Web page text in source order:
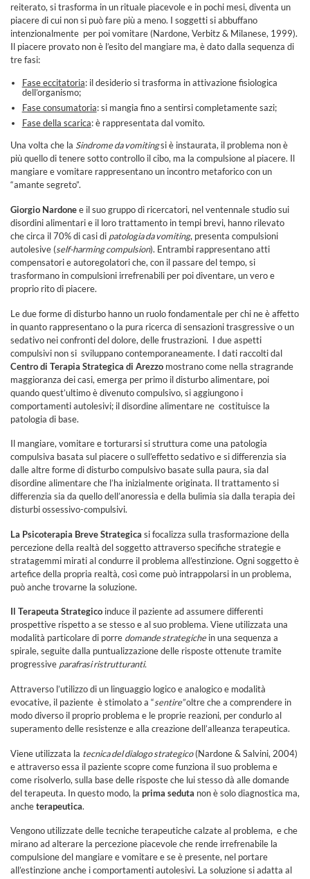
reiterato, si trasforma in un rituale piacevole e in pochi mesi, diventa un
piacere di cui non si può fare più a meno. I soggetti si abbuffano
intenzionalmente per poi vomitare (Nardone, Verbitz & Milanese, 1999).
Il piacere provato non è l’esito del mangiare ma, è dato dalla sequenza di
tre fasi:
Fase eccitatoria: il desiderio si trasforma in attivazione fisiologica
dell’organismo;
Fase consumatoria: si mangia fino a sentirsi completamente sazi;
Fase della scarica: è rappresentata dal vomito.
Una volta che la Sindrome da vomitingsi è instaurata, il problema non è
più quello di tenere sotto controllo il cibo, ma la compulsione al piacere. Il
mangiare e vomitare rappresentano un incontro metaforico con un
“amante segreto”.
Giorgio Nardonee il suo gruppo di ricercatori, nel ventennale studio sui
disordini alimentari e il loro trattamento in tempi brevi, hanno rilevato
che circa il 70% di casi di patologia da vomiting, presenta compulsioni
autolesive (self-harming compulsion). Entrambi rappresentano atti
compensatori e autoregolatori che, con il passare del tempo, si
trasformano in compulsioni irrefrenabili per poi diventare, un vero e
proprio rito di piacere.
Le due forme di disturbo hanno un ruolo fondamentale per chi ne è affetto
in quanto rappresentano o la pura ricerca di sensazioni trasgressive o un
sedativo nei confronti del dolore, delle frustrazioni. I due aspetti
compulsivi non si sviluppano contemporaneamente. I dati raccolti dal
Centro di Terapia Strategica di Arezzo mostrano come nella stragrande
maggioranza dei casi, emerga per primo il disturbo alimentare, poi
quando quest’ultimo è divenuto compulsivo, si aggiungono i
comportamenti autolesivi; il disordine alimentare ne costituisce la
patologia di base.
Il mangiare, vomitare e torturarsi si struttura come una patologia
compulsiva basata sul piacere o sull’effetto sedativo e si differenzia sia
dalle altre forme di disturbo compulsivo basate sulla paura, sia dal
disordine alimentare che l’ha inizialmente originata. Il trattamento si
differenzia sia da quello dell’anoressia e della bulimia sia dalla terapia dei
disturbi ossessivo-compulsivi.
La Psicoterapia Breve Strategica si focalizza sulla trasformazione della
percezione della realtà del soggetto attraverso specifiche strategie e
stratagemmi mirati al condurre il problema all’estinzione. Ogni soggetto è
artefice della propria realtà, così come può intrappolarsi in un problema,
può anche trovarne la soluzione.
Il Terapeuta Strategico induce il paziente ad assumere differenti
prospettive rispetto a se stesso e al suo problema. Viene utilizzata una
modalità particolare di porre domande strategichein una sequenza a
spirale, seguite dalla puntualizzazione delle risposte ottenute tramite
progressive parafrasi ristrutturanti.
Attraverso l’utilizzo di un linguaggio logico e analogico e modalità
evocative, il paziente è stimolato a “sentire”oltre che a comprendere in
modo diverso il proprio problema e le proprie reazioni, per condurlo al
superamento delle resistenze e alla creazione dell’alleanza terapeutica.
Viene utilizzata la tecnica del dialogo strategico(Nardone & Salvini, 2004)
e attraverso essa il paziente scopre come funziona il suo problema e
come risolverlo, sulla base delle risposte che lui stesso dà alle domande
del terapeuta. In questo modo, la prima seduta non è solo diagnostica ma,
ancheterapeutica.
Vengono utilizzate delle tecniche terapeutiche calzate al problema, e che
mirano ad alterare la percezione piacevole che rende irrefrenabile la
compulsione del mangiare e vomitare e se è presente, nel portare
all’estinzione anche i comportamenti autolesivi. La soluzione si adatta al